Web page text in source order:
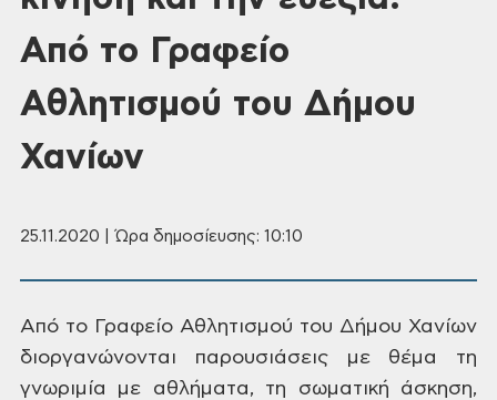
Από το Γραφείο
Αθλητισμού του Δήμου
Χανίων
25.11.2020 | Ώρα δημοσίευσης: 10:10
Από το Γραφείο Αθλητισμού του Δήμου Χανίων
διοργανώνονται παρουσιάσεις με θέμα
τη
γνωριμία με αθλήματα, τη σωματική άσκηση,